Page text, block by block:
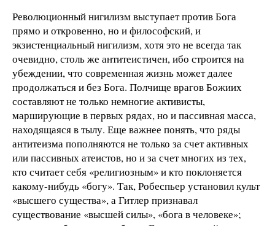
Революционный нигилизм выступает против Бога
прямо и откровенно, но и философский, и
экзистенциальный нигилизм, хотя это не всегда так
очевидно, столь же антитеистичен, ибо строится на
убеждении, что современная жизнь может далее
продолжаться и без Бога. Полчище врагов Божиих
составляют не только немногие активисты,
марширующие в первых рядах, но и пассивная масса,
находящаяся в тылу. Еще важнее понять, что ряды
антитеизма пополняются не только за счет активных
или пассивных атеистов, но и за счет многих из тех,
кто считает себя «религиозным» и кто поклоняется
какому-нибудь «богу». Так, Робеспьер установил культ
«высшего существа», а Гитлер признавал
существование «высшей силы», «бога в человеке»;